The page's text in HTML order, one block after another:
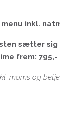
inkl.
sætter sig
frem: 795,-
moms og